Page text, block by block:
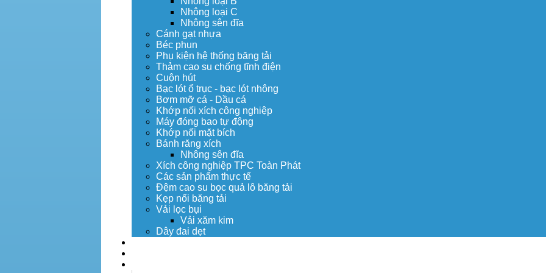
Nhông loại C
Nhông sên đĩa
Cánh gạt nhựa
Béc phun
Phụ kiện hệ thống băng tải
Thảm cao su chống tĩnh điện
Cuộn hút
Bạc lót ổ trục - bạc lót nhông
Bơm mỡ cá - Dầu cá
Khớp nối xích công nghiệp
Máy đóng bao tự động
Khớp nối mặt bích
Bánh răng xích
Nhông sên đĩa
Xích công nghiệp TPC Toàn Phát
Các sản phẩm thực tế
Đệm cao su bọc quả lô băng tải
Kẹp nối băng tải
Vải lọc bụi
Vải xăm kim
Dây đai dẹt